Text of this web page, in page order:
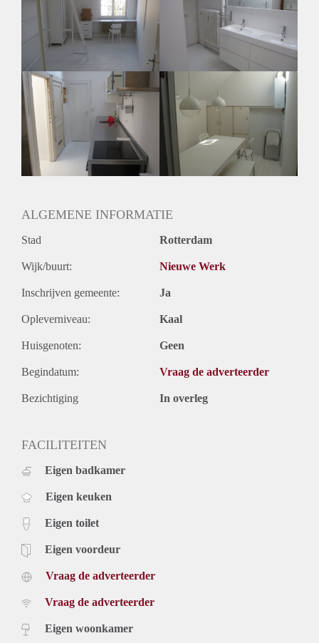
Huurtermijn
Onbepaalde termijn
Oplevering
ALGEMENE INFORMATIE
Stad Rotterdam
Wijk/buurt: Nieuwe Werk
Inschrijven gemeente: Ja
Opleverniveau: Kaal
Huisgenoten: Geen
Begindatum: Vraag de adverteerder
Bezichtiging In overleg
FACILITEITEN
Eigen badkamer
Eigen keuken
Eigen toilet
Eigen voordeur
Vraag de adverteerder
Vraag de adverteerder
Eigen woonkamer